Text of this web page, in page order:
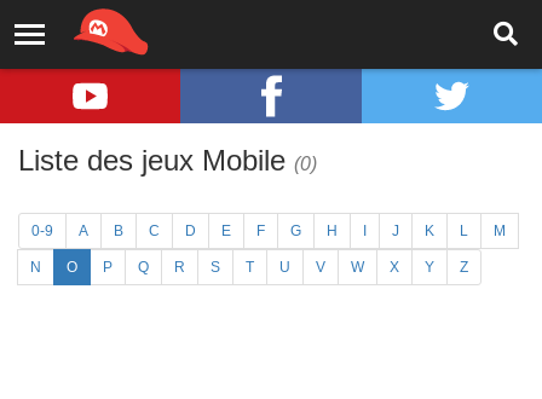
Liste des jeux Mobile (0)
0-9 A B C D E F G H J K L M
N O P Q R S T U V W X Y Z